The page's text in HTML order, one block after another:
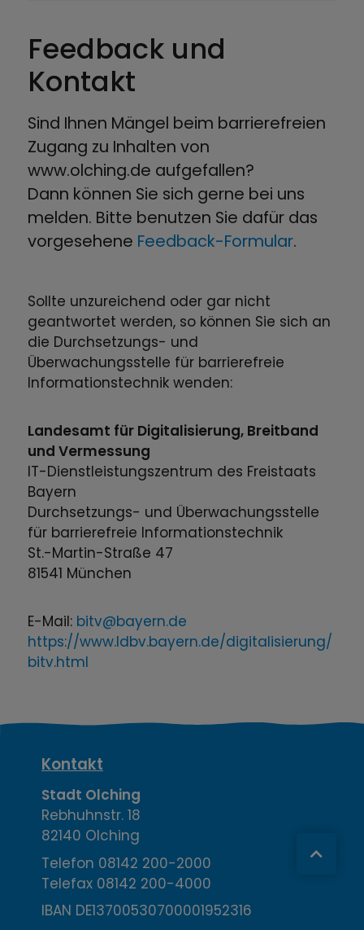
Feedback und
Kontakt
Sind Ihnen Mängel beim barrierefreien
Zugang zu Inhalten von
www.olching.de aufgefallen?
Dann können Sie sich gerne bei uns
melden. Bitte benutzen Sie dafür das
vorgesehene Feedback-Formular.
Sollte unzureichend oder gar nicht
geantwortet werden, so können Sie sich an
die Durchsetzungs- und
Überwachungsstelle für barrierefreie
Informationstechnik wenden:
Landesamt für Digitalisierung, Breitband
und Vermessung
IT-Dienstleistungszentrum des Freistaats
Bayern
Durchsetzungs- und Überwachungsstelle
für barrierefreie Informationstechnik
St.-Martin-Straße 47
81541 München
E-Mail: bitv@bayern.de
https://www.ldbv.bayern.de/digitalisierung/
bitv.html
K
o
n
t
a
Kontakt
Stadt Olching
Rebhuhnstr. 18
82140 Olching
Telefon 08142 200-2000
Telefax 08142 200-4000
IBAN DE13700530700001952316